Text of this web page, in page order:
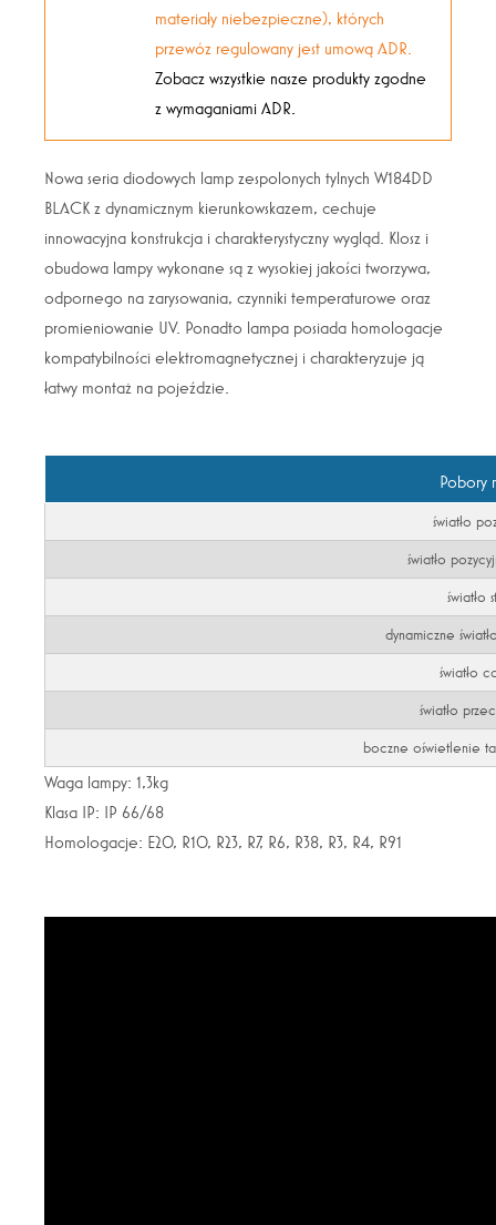
materiały niebezpieczne), których
przewóz regulowany jest umową ADR.
Zobacz wszystkie nasze produkty zgodne
z wymaganiami ADR.
Nowa seria diodowych lamp zespolonych tylnych W184DD
BLACK z dynamicznym kierunkowskazem, cechuje
innowacyjna konstrukcja i charakterystyczny wygląd. Klosz i
obudowa lampy wykonane są z wysokiej jakości tworzywa,
odpornego na zarysowania, czynniki temperaturowe oraz
promieniowanie UV. Ponadto lampa posiada homologacje
kompatybilności elektromagnetycznej i charakteryzuje ją
łatwy montaż na pojeździe.
Pobory
światło
światło
światło
dynamiczne
światło
światło
boczne oświetlenie
Waga lampy: 1,3kg
Klasa IP: IP 66/68
Homologacje: E20, R10, R23, R7, R6, R38, R3, R4, R91